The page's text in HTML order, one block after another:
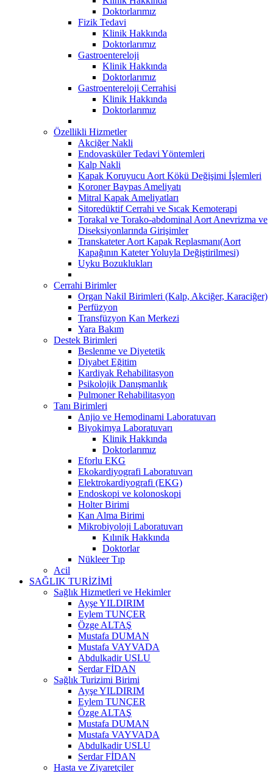
Doktorlarımız
Fizik Tedavi
Klinik Hakkında
Doktorlarımız
Gastroentereloji
Klinik Hakkında
Doktorlarımız
Gastroentereloji Cerrahisi
Klinik Hakkında
Doktorlarımız
Özellikli Hizmetler
Akciğer Nakli
Endovasküler Tedavi Yöntemleri
Kalp Nakli
Kapak Koruyucu Aort Kökü Değişimi İşlemleri
Koroner Baypas Ameliyatı
Mitral Kapak Ameliyatları
Sitoredüktif Cerrahi ve Sıcak Kemoterapi
Torakal ve Torako-abdominal Aort Anevrizma ve
Diseksiyonlarında Girişimler
Transkateter Aort Kapak Replasmanı(Aort
Kapağının Kateter Yoluyla Değiştirilmesi)
Uyku Bozuklukları
Cerrahi Birimler
Organ Nakil Birimleri (Kalp, Akciğer, Karaciğer)
Perfüzyon
Transfüzyon Kan Merkezi
Yara Bakım
Destek Birimleri
Beslenme ve Diyetetik
Diyabet Eğitim
Kardiyak Rehabilitasyon
Psikolojik Danışmanlık
Pulmoner Rehabilitasyon
Tanı Birimleri
Anjio ve Hemodinami Laboratuvarı
Biyokimya Laboratuvarı
Klinik Hakkında
Doktorlarımız
Eforlu EKG
Ekokardiyografi Laboratuvarı
Elektrokardiyografi (EKG)
Endoskopi ve kolonoskopi
Holter Birimi
Kan Alma Birimi
Mikrobiyoloji Laboratuvarı
Kılınik Hakkında
Doktorlar
Nükleer Tıp
Acil
SAĞLIK TURİZİMİ
Sağlık Hizmetleri ve Hekimler
Ayşe YILDIRIM
Eylem TUNÇER
Özge ALTAŞ
Mustafa DUMAN
Mustafa VAYVADA
Abdulkadir USLU
Serdar FİDAN
Sağlık Turizimi Birimi
Ayşe YILDIRIM
Eylem TUNÇER
Özge ALTAŞ
Mustafa DUMAN
Mustafa VAYVADA
Abdulkadir USLU
Serdar FİDAN
Hasta ve Ziyaretçiler